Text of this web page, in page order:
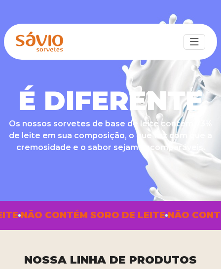
É DIFERENTE
Os nossos sorvetes de base de leite contém 73%
de leite em sua composição, o que faz com que a
cremosidade e o sabor sejam imcomparáveis.
NÃO CONTÉM SORO DE LEITE NÃO
NOSSA LINHA DE PRODUTOS